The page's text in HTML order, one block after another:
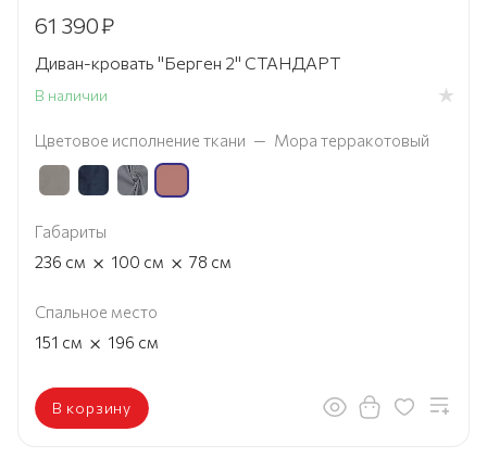
61 390₽
Диван-кровать "Берген 2" СТАНДАРТ
В наличии
Цветовое исполнение ткани — Мора терракотовый
Габариты
236 см × 100 см × 78 см
Спальное место
151 см × 196 см
В корзину